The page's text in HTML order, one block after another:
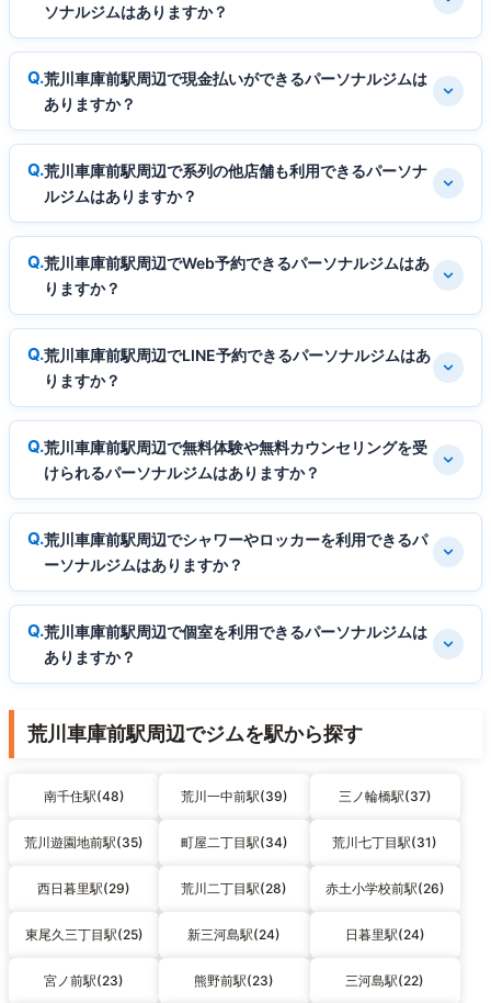
ソナルジムはありますか？
荒川車庫前駅周辺で現金払いができるパーソナルジムは
ありますか？
荒川車庫前駅周辺で系列の他店舗も利用できるパーソナ
ルジムはありますか？
荒川車庫前駅周辺でWeb予約できるパーソナルジムはあ
りますか？
荒川車庫前駅周辺でLINE予約できるパーソナルジムはあ
りますか？
荒川車庫前駅周辺で無料体験や無料カウンセリングを受
けられるパーソナルジムはありますか？
荒川車庫前駅周辺でシャワーやロッカーを利用できるパ
ーソナルジムはありますか？
荒川車庫前駅周辺で個室を利用できるパーソナルジムは
ありますか？
荒川車庫前駅周辺でジムを駅から探す
南千住駅(48) 荒川一中前駅(39) 三ノ輪橋駅(37)
荒川遊園地前駅(35) 町屋二丁目駅(34) 荒川七丁目駅(31)
西日暮里駅(29) 荒川二丁目駅(28) 赤土小学校前駅(26)
東尾久三丁目駅(25) 新三河島駅(24) 日暮里駅(24)
宮ノ前駅(23) 熊野前駅(23) 三河島駅(22)